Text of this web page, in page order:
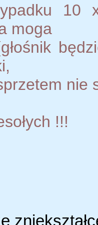
10
moga
nie
!!!